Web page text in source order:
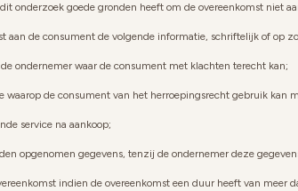
onderzoek goede gronden heeft om de overeenkomst niet
aan de consument de volgende informatie, schriftelijk of op
ondernemer waar de consument met klachten terecht kan;
waarop de consument van het herroepingsrecht gebruik
service na aankoop;
opgenomen gegevens, tenzij de ondernemer deze
indien de overeenkomst een duur heeft van meer